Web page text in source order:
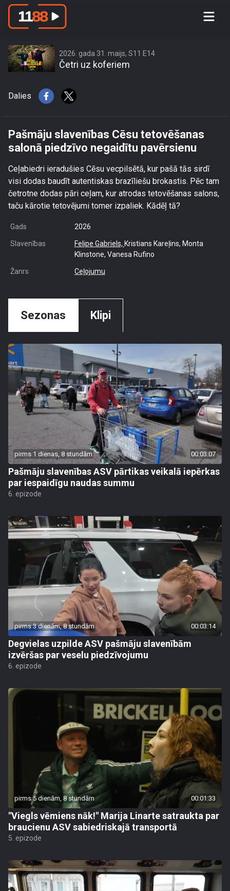
Pašmāju slavenības Cēsu
2026. gada 31. maijs, S11 E14
Četri uz koferiem
Dalies
Pašmāju slavenības Cēsu tetovēšanas
salonā piedzīvo negaidītu pavērsienu
Ceļabiedri ieradušies Cēsu vecpilsētā, kur pašā tās sirdī
visi dodas baudīt autentiskas brazīliešu brokastis. Pēc tam
četrotne dodas pāri ceļam, kur atrodas tetovēšanas salons,
taču kārotie tetovējumi tomer izpaliek. Kādēļ tā?
Gads 2026
Slavenības Felipe Gabriels, Kristians Kareļins, Monta
Klinstone, Vanesa Rufino
Žanrs Ceļojumu
Sezonas Klipi
pirms 1 dienas, 8 stundām 00:03:07
Pašmāju slavenības ASV pārtikas veikalā iepērkas
par iespaidīgu naudas summu
6. epizode
pirms 3 dienām, 8 stundām 00:03:14
Degvielas uzpilde ASV pašmāju slavenībām
izvēršas par veselu piedzīvojumu
6. epizode
pirms 5 dienām, 8 stundām 00:01:33
"Viegls vēmiens nāk!" Marija Linarte satraukta par
braucienu ASV sabiedriskajā transportā
5. epizode